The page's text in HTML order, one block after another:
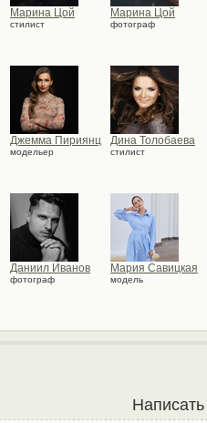
Марина Цой
стилист
Марина Цой
фотограф
Джемма Пириянц
модельер
Дина Толобаева
стилист
Даниил Иванов
фотограф
Мария Савицкая
модель